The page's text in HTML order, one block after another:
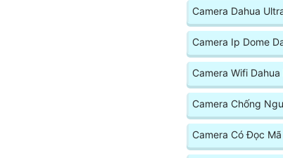
Camera Dahua
Camera Ip Dome
Camera Wifi
Camera Chống
Camera Có Đọc Mã